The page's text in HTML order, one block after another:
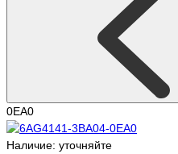
0EA0
Наличие: уточняйте